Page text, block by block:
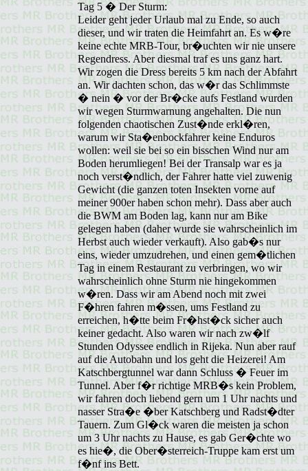
Tag 5 � Der Sturm:
Leider geht jeder Urlaub mal zu Ende, so auch
dieser, und wir traten die Heimfahrt an. Es w�re
keine echte MRB-Tour, br�uchten wir nie unsere
Regendress. Aber diesmal traf es uns ganz hart.
Wir zogen die Dress bereits 5 km nach der Abfahrt
an. Wir dachten schon, das w�r das Schlimmste
� nein � vor der Br�cke aufs Festland wurden
wir wegen Sturmwarnung angehalten. Die nun
folgenden chaotischen Zust�nde erkl�ren,
warum wir Sta�enbockfahrer keine Enduros
wollen: weil sie bei so ein bisschen Wind nur am
Boden herumliegen! Bei der Transalp war es ja
noch verst�ndlich, der Fahrer hatte viel zuwenig
Gewicht (die ganzen toten Insekten vorne auf
meiner 900er haben schon mehr). Dass aber auch
die BWM am Boden lag, kann nur am Bike
gelegen haben (daher wurde sie wahrscheinlich im
Herbst auch wieder verkauft). Also gab�s nur
eins, wieder umzudrehen, und einen gem�tlichen
Tag in einem Restaurant zu verbringen, wo wir
wahrscheinlich ohne Sturm nie hingekommen
w�ren. Dass wir am Abend noch mit zwei
F�hren fahren m�ssen, ums Festland zu
erreichen, h�tte beim Fr�hst�ck sicher auch
keiner gedacht. Also waren wir nach zw�lf
Stunden Odyssee endlich in Rijeka. Nun aber rauf
auf die Autobahn und los geht die Heizerei! Am
Katschbergtunnel war dann Schluss � Feuer im
Tunnel. Aber f�r richtige MRB�s kein Problem,
wir fahren doch liebend gern um 1 Uhr nachts und
nasser Stra�e �ber Katschberg und Radst�dter
Tauern. Zum Gl�ck waren die meisten ja schon
um 3 Uhr nachts zu Hause, es gab Ger�chte wo
es hie�, die Ober�sterreich-Truppe kam erst um
f�nf ins Bett.